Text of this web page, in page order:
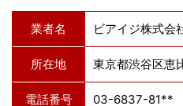
業者名 ビアイジ株式会
所在地 東京都渋谷区恵
電話番号 03-6837-81**